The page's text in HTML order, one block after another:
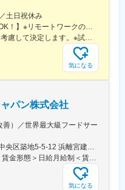
史と技術の鹿島建設】
、洋館建築で名を馳せ、「洋
の後明治・大正・昭和と時代
と大きな実績を残しながら、
とが出来る社会を目指し、建
動化・ＩＣＴ導入】
セスの変革を推進し、生産性
ジョン」を策定。ICTを活用し
のため技術開発を行っていま
建設生産システムを世界では
。
協力会社がいてこその現場で
は紳士的で面倒見が良い」と
土日祝休み
気になる
パン株式会社
）／世界最大級フードサー
気になる